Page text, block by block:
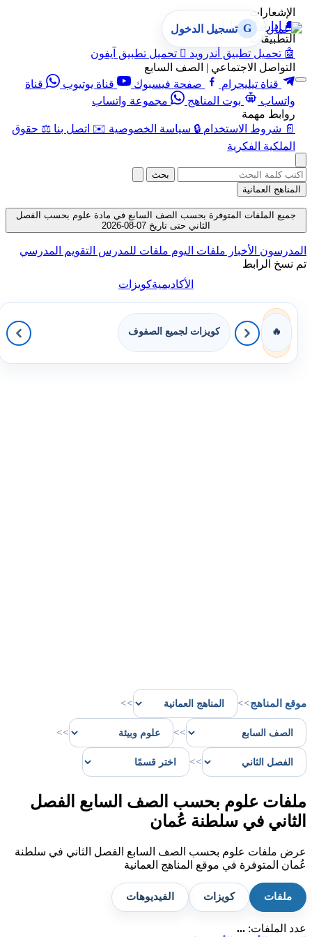
الإشعارات
🔔 إدارة الإشعارات
التطبيقات
🤖 تحميل تطبيق أندرويد  تحميل تطبيق آيفون
التواصل الاجتماعي | الصف السابع
قناة تيليجرام
صفحة فيسبوك قناة يوتيوب
قناة
واتساب
بوت المناهج
مجموعة واتساب
روابط مهمة
📄 شروط الاستخدام 🔒 سياسة الخصوصية ✉️ اتصل بنا ⚖️ حقوق
الملكية الفكرية
G تسجيل الدخول
بحث
المناهج العمانية
جميع الملفات المتوفرة بحسب الصف السابع في مادة علوم بحسب الفصل
الثاني حتى تاريخ 07-08-2026
المدرسون الأخبار ملفات اليوم ملفات للمدرس التقويم المدرسي
تم نسخ الرابط
الأكاديميةكويزات
🔥 كويزات لجميع الصفوف
موقع المناهج>>
>>
>>
>>
>>
ملفات علوم بحسب الصف السابع الفصل
الثاني في سلطنة عُمان
عرض ملفات علوم بحسب الصف السابع الفصل الثاني في سلطنة
عُمان المتوفرة في موقع المناهج العمانية
ملفات كويزات الفيديوهات
عدد الملفات: ...